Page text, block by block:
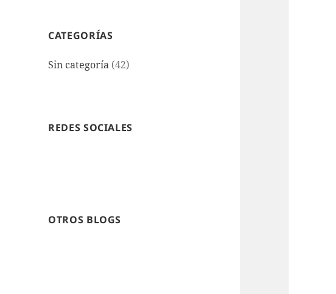
CATEGORÍAS
Sin categoría (42)
REDES SOCIALES
OTROS BLOGS